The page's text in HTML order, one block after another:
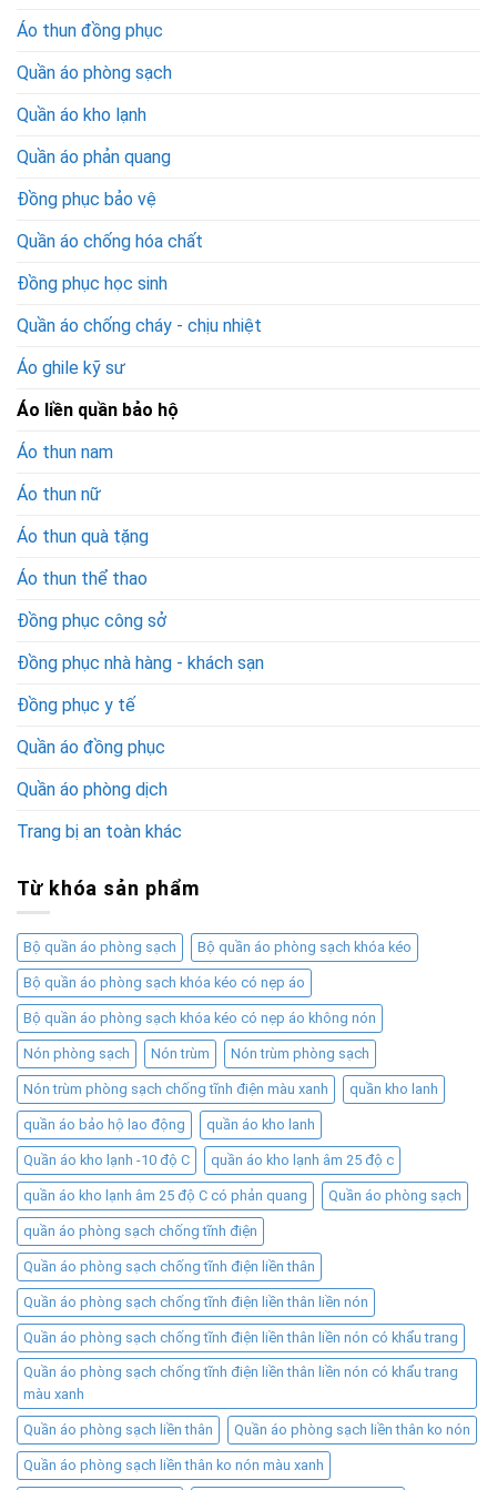
Áo thun đồng phục
Quần áo phòng sạch
Quần áo kho lạnh
Quần áo phản quang
Đồng phục bảo vệ
Quần áo chống hóa chất
Đồng phục học sinh
Quần áo chống cháy - chịu nhiệt
Áo ghile kỹ sư
Áo liền quần bảo hộ
Áo thun nam
Áo thun nữ
Áo thun quà tặng
Áo thun thể thao
Đồng phục công sở
Đồng phục nhà hàng - khách sạn
Đồng phục y tế
Quần áo đồng phục
Quần áo phòng dịch
Trang bị an toàn khác
Từ khóa sản phẩm
Bộ quần áo phòng sạch Bộ quần áo phòng sạch khóa kéo
Bộ quần áo phòng sạch khóa kéo có nẹp áo
Bộ quần áo phòng sạch khóa kéo có nẹp áo không nón
Nón phòng sạch Nón trùm Nón trùm phòng sạch
Nón trùm phòng sạch chống tĩnh điện màu xanh quần kho lanh
quần áo bảo hộ lao động quần áo kho lanh
Quần áo kho lạnh -10 độ C quần áo kho lạnh âm 25 độ c
quần áo kho lạnh âm 25 độ C có phản quang Quần áo phòng sạch
quần áo phòng sạch chống tĩnh điện
Quần áo phòng sạch chống tĩnh điện liền thân
Quần áo phòng sạch chống tĩnh điện liền thân liền nón
Quần áo phòng sạch chống tĩnh điện liền thân liền nón có khẩu trang
Quần áo phòng sạch chống tĩnh điện liền thân liền nón có khẩu trang
màu xanh
Quần áo phòng sạch liền thân Quần áo phòng sạch liền thân ko nón
Quần áo phòng sạch liền thân ko nón màu xanh